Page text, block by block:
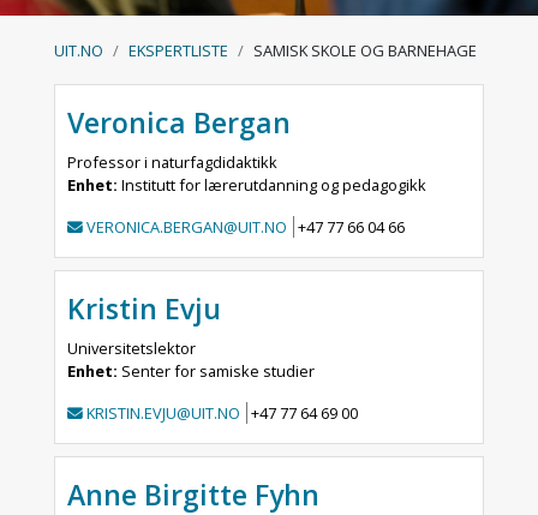
UIT.NO EKSPERTLISTE SAMISK SKOLE OG BARNEHAGE
Veronica Bergan
Professor i naturfagdidaktikk
Enhet: Institutt for lærerutdanning og pedagogikk
VERONICA.BERGAN@UIT.NO +47 77 66 04 66
Kristin Evju
Universitetslektor
Enhet: Senter for samiske studier
KRISTIN.EVJU@UIT.NO +47 77 64 69 00
Anne Birgitte Fyhn